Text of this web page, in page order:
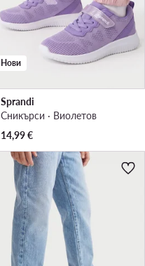
Нови
Sprandi
Сникърси · Виолетов
14,99€